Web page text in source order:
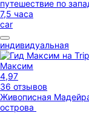
7,5 часа
car
индивидуальная
Максим
4,97
36 отзывов
Живописная
острова